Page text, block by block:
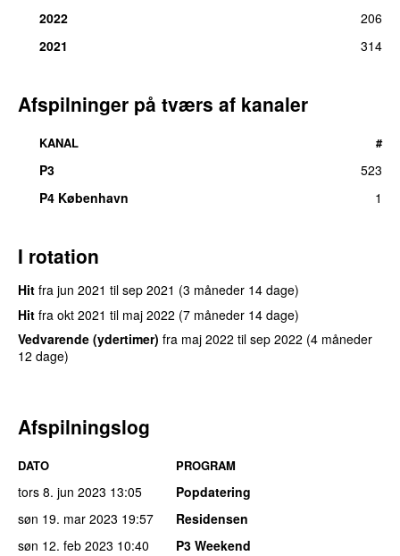
2022
206
2021
314
Afspilninger på tværs af kanaler
KANAL #
P3
523
P4 København
1
I rotation
Hit fra jun 2021 til sep 2021 (3 måneder 14 dage)
Hit fra okt 2021 til maj 2022 (7 måneder 14 dage)
Vedvarende (ydertimer) fra maj 2022 til sep 2022 (4 måneder
12 dage)
Afspilningslog
DATO PROGRAM
tors 8. jun 2023 13:05
Popdatering
søn 19. mar 2023 19:57
Residensen
søn 12. feb 2023 10:40
P3 Weekend